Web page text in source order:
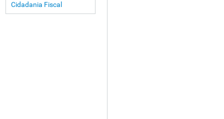
Cidadania Fiscal